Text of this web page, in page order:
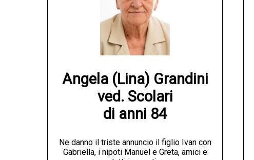
Angela (Lina) Grandini
ved. Scolari
di anni 84
Ne danno il triste annuncio il figlio Ivan con
Gabriella, i nipoti Manuel e Greta, amici e